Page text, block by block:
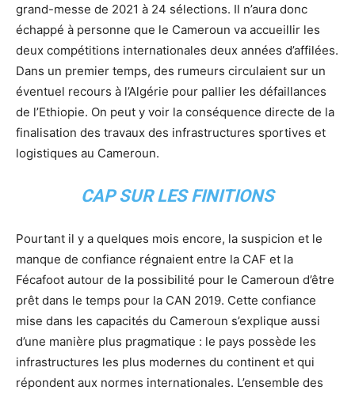
grand-messe de 2021 à 24 sélections. Il n’aura donc
échappé à personne que le Cameroun va accueillir les
deux compétitions internationales deux années d’affilées.
Dans un premier temps, des rumeurs circulaient sur un
éventuel recours à l’Algérie pour pallier les défaillances
de l’Ethiopie. On peut y voir la conséquence directe de la
finalisation des travaux des infrastructures sportives et
logistiques au Cameroun.
CAP SUR LES FINITIONS
Pourtant il y a quelques mois encore, la suspicion et le
manque de confiance régnaient entre la CAF et la
Fécafoot autour de la possibilité pour le Cameroun d’être
prêt dans le temps pour la CAN 2019. Cette confiance
mise dans les capacités du Cameroun s’explique aussi
d’une manière plus pragmatique : le pays possède les
infrastructures les plus modernes du continent et qui
répondent aux normes internationales. L’ensemble des